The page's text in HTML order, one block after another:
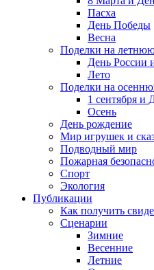
Пасха
День Победы
Весна
Поделки на
День России
Лето
Поделки на
1 сентября и
Осень
День рождение
Мир игрушек и
Подводный мир
Пожарная
Спорт
Экология
Публикации
Как получить
Сценарии
Зимние
Весенние
Летние